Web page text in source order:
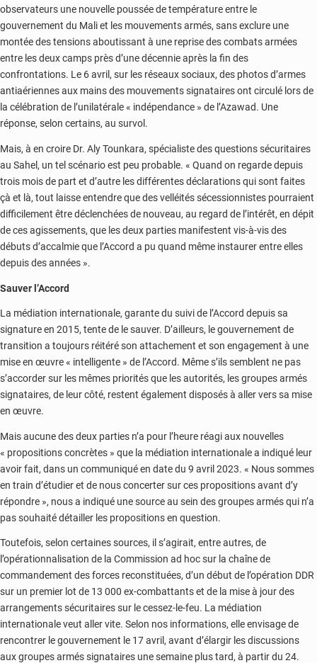
observateurs une nouvelle poussée de température entre le
gouvernement du Mali et les mouvements armés, sans exclure une
montée des tensions aboutissant à une reprise des combats armées
entre les deux camps près d’une décennie après la fin des
confrontations. Le 6 avril, sur les réseaux sociaux, des photos d’armes
antiaériennes aux mains des mouvements signataires ont circulé lors de
la célébration de l’unilatérale « indépendance » de l’Azawad. Une
réponse, selon certains, au survol.
Mais, à en croire Dr. Aly Tounkara, spécialiste des questions sécuritaires
au Sahel, un tel scénario est peu probable. « Quand on regarde depuis
trois mois de part et d’autre les différentes déclarations qui sont faites
çà et là, tout laisse entendre que des velléités sécessionnistes pourraient
difficilement être déclenchées de nouveau, au regard de l’intérêt, en dépit
de ces agissements, que les deux parties manifestent vis-à-vis des
débuts d’accalmie que l’Accord a pu quand même instaurer entre elles
depuis des années ».
Sauver l’Accord
La médiation internationale, garante du suivi de l’Accord depuis sa
signature en 2015, tente de le sauver. D’ailleurs, le gouvernement de
transition a toujours réitéré son attachement et son engagement à une
mise en œuvre « intelligente » de l’Accord. Même s’ils semblent ne pas
s’accorder sur les mêmes priorités que les autorités, les groupes armés
signataires, de leur côté, restent également disposés à aller vers sa mise
en œuvre.
Mais aucune des deux parties n’a pour l’heure réagi aux nouvelles
« propositions concrètes » que la médiation internationale a indiqué leur
avoir fait, dans un communiqué en date du 9 avril 2023. « Nous sommes
en train d’étudier et de nous concerter sur ces propositions avant d’y
répondre », nous a indiqué une source au sein des groupes armés qui n’a
pas souhaité détailler les propositions en question.
Toutefois, selon certaines sources, il s’agirait, entre autres, de
l’opérationnalisation de la Commission ad hoc sur la chaîne de
commandement des forces reconstituées, d’un début de l’opération DDR
sur un premier lot de 13 000 ex-combattants et de la mise à jour des
arrangements sécuritaires sur le cessez-le-feu. La médiation
internationale veut aller vite. Selon nos informations, elle envisage de
rencontrer le gouvernement le 17 avril, avant d’élargir les discussions
aux groupes armés signataires une semaine plus tard, à partir du 24.